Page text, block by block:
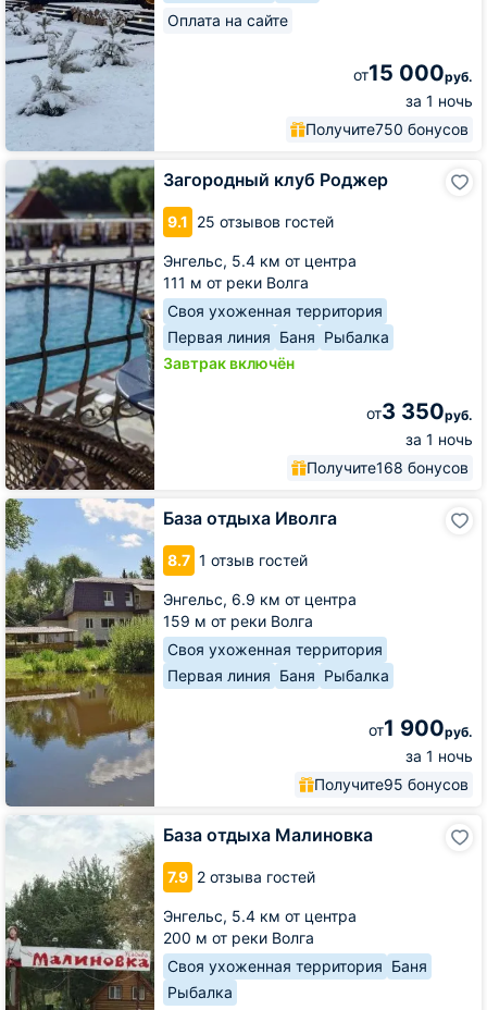
Оплата на сайте
от15 000руб.
за 1 ночь
Получите750 бонусов
Загородный клуб Роджер
9.1 25 отзывов гостей
Энгельс, 5.4 км от центра
111 м от реки Волга
Своя ухоженная территория
Первая линия Баня Рыбалка
Завтрак включён
от3 350руб.
за 1 ночь
Получите168 бонусов
Загородный
клуб
Роджер
База отдыха Иволга
8.7 1 отзыв гостей
Энгельс, 6.9 км от центра
159 м от реки Волга
Своя ухоженная территория
Первая линия Баня Рыбалка
от1 900руб.
за 1 ночь
Получите95 бонусов
База
отдыха
Иволга
База отдыха Малиновка
7.9 2 отзыва гостей
Энгельс, 5.4 км от центра
200 м от реки Волга
Своя ухоженная территория Баня
Рыбалка
База
Малиновка